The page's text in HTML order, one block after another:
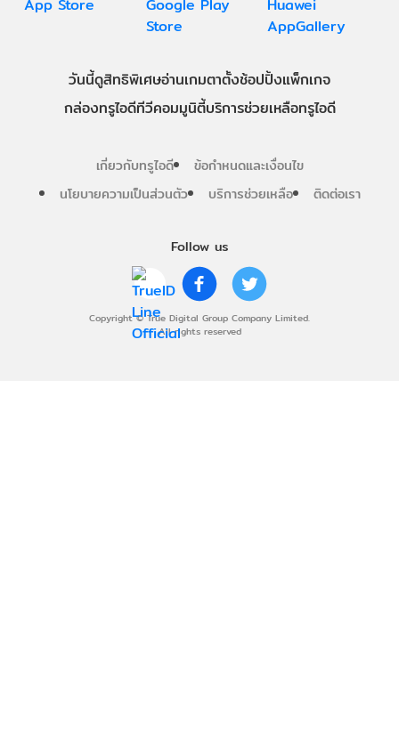
Follow us
Copyright © True Digital Group Company Limited.
All rights reserved
วันนี้ดูสิทธิพิเศษอ่านเกมตาตั้งช้อปปิ้งแพ็กเกจ
กล่องทรูไอดีทีวีคอมมูนิตี้บริการช่วยเหลือทรูไอดี
เกี่ยวกับทรูไอดี
ข้อกำหนดและเงื่อนไข
นโยบายความเป็นส่วนตัว
บริการช่วยเหลือ ติดต่อเรา